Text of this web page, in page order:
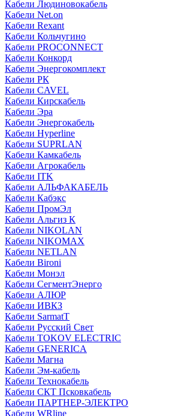
Кабели Людиновокабель
Кабели Net.on
Кабели Rexant
Кабели Кольчугино
Кабели PROCONNECT
Кабели Конкорд
Кабели Энергокомплект
Кабели РК
Кабели CAVEL
Кабели Кирскабель
Кабели Эра
Кабели Энергокабель
Кабели Hyperline
Кабели SUPRLAN
Кабели Камкабель
Кабели Агрокабель
Кабели ITK
Кабели АЛЬФАКАБЕЛЬ
Кабели Кабэкс
Кабели ПромЭл
Кабели Альгиз К
Кабели NIKOLAN
Кабели NIKOMAX
Кабели NETLAN
Кабели Bironi
Кабели Монэл
Кабели СегментЭнерго
Кабели АЛЮР
Кабели ИВКЗ
Кабели SarmatT
Кабели Русский Свет
Кабели TOKOV ELECTRIC
Кабели GENERICA
Кабели Магна
Кабели Эм-кабель
Кабели Технокабель
Кабели СКТ Псковкабель
Кабели ПАРТНЕР-ЭЛЕКТРО
Кабели WRline